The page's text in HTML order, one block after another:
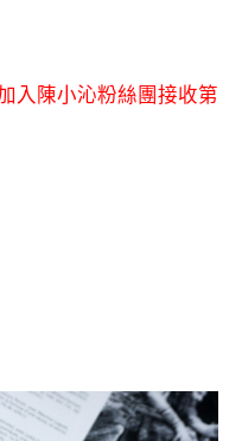
入陳小沁粉絲團接收第